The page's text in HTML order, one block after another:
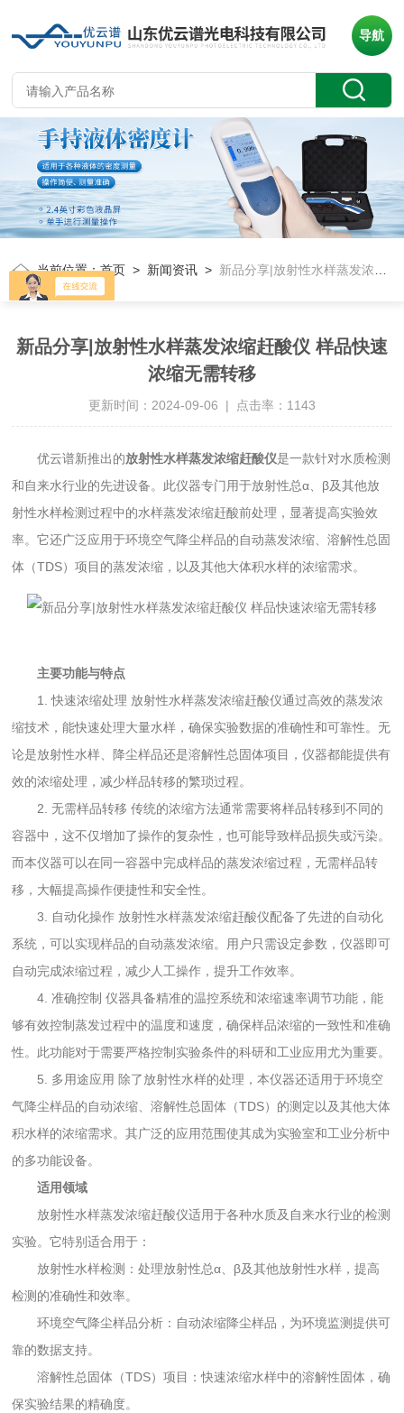
导航
当前位置：首页 > 新闻资讯 > 新品分享|放射性水样蒸发浓缩赶酸仪 样品快速浓缩无需转移
新品分享|放射性水样蒸发浓缩赶酸仪 样品快速
浓缩无需转移
更新时间：2024-09-06 | 点击率：1143
优云谱新推出的放射性水样蒸发浓缩赶酸仪是一款针对水质检测
和自来水行业的先进设备。此仪器专门用于放射性总α、β及其他放
射性水样检测过程中的水样蒸发浓缩赶酸前处理，显著提高实验效
率。它还广泛应用于环境空气降尘样品的自动蒸发浓缩、溶解性总固
体（TDS）项目的蒸发浓缩，以及其他大体积水样的浓缩需求。
主要功能与特点
1. 快速浓缩处理 放射性水样蒸发浓缩赶酸仪通过高效的蒸发浓
缩技术，能快速处理大量水样，确保实验数据的准确性和可靠性。无
论是放射性水样、降尘样品还是溶解性总固体项目，仪器都能提供有
效的浓缩处理，减少样品转移的繁琐过程。
2. 无需样品转移 传统的浓缩方法通常需要将样品转移到不同的
容器中，这不仅增加了操作的复杂性，也可能导致样品损失或污染。
而本仪器可以在同一容器中完成样品的蒸发浓缩过程，无需样品转
移，大幅提高操作便捷性和安全性。
3. 自动化操作 放射性水样蒸发浓缩赶酸仪配备了先进的自动化
系统，可以实现样品的自动蒸发浓缩。用户只需设定参数，仪器即可
自动完成浓缩过程，减少人工操作，提升工作效率。
4. 准确控制 仪器具备精准的温控系统和浓缩速率调节功能，能
够有效控制蒸发过程中的温度和速度，确保样品浓缩的一致性和准确
性。此功能对于需要严格控制实验条件的科研和工业应用尤为重要。
5. 多用途应用 除了放射性水样的处理，本仪器还适用于环境空
气降尘样品的自动浓缩、溶解性总固体（TDS）的测定以及其他大体
积水样的浓缩需求。其广泛的应用范围使其成为实验室和工业分析中
的多功能设备。
适用领域
放射性水样蒸发浓缩赶酸仪适用于各种水质及自来水行业的检测
实验。它特别适合用于：
放射性水样检测：处理放射性总α、β及其他放射性水样，提高
检测的准确性和效率。
环境空气降尘样品分析：自动浓缩降尘样品，为环境监测提供可
靠的数据支持。
溶解性总固体（TDS）项目：快速浓缩水样中的溶解性固体，确
保实验结果的精确度。